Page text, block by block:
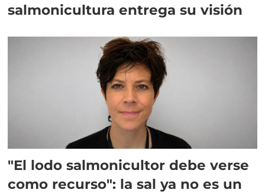
salmonicultura entrega su visión
"El lodo salmonicultor debe verse
como recurso": la sal ya no es un